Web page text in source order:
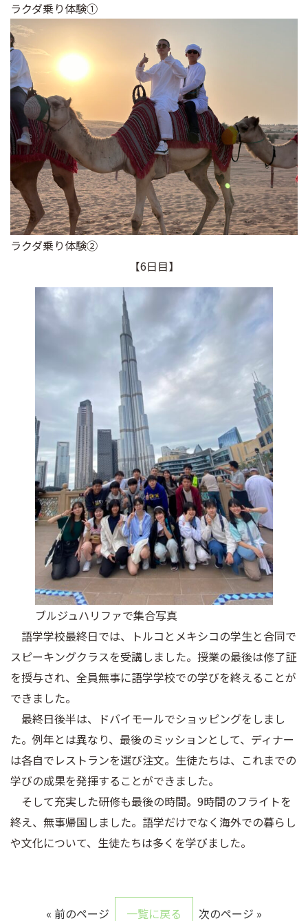
ラクダ乗り体験①
ラクダ乗り体験➁
【6日目】
ブルジュハリファで集合写真
語学学校最終日では、トルコとメキシコの学生と合同で
スピーキングクラスを受講しました。授業の最後は修了証
を授与され、全員無事に語学学校での学びを終えることが
できました。
最終日後半は、ドバイモールでショッピングをしまし
た。例年とは異なり、最後のミッションとして、ディナー
は各自でレストランを選び注文。生徒たちは、これまでの
学びの成果を発揮することができました。
そして充実した研修も最後の時間。9時間のフライトを
終え、無事帰国しました。語学だけでなく海外での暮らし
や文化について、生徒たちは多くを学びました。
« 前のページ 一覧に戻る 次のページ »